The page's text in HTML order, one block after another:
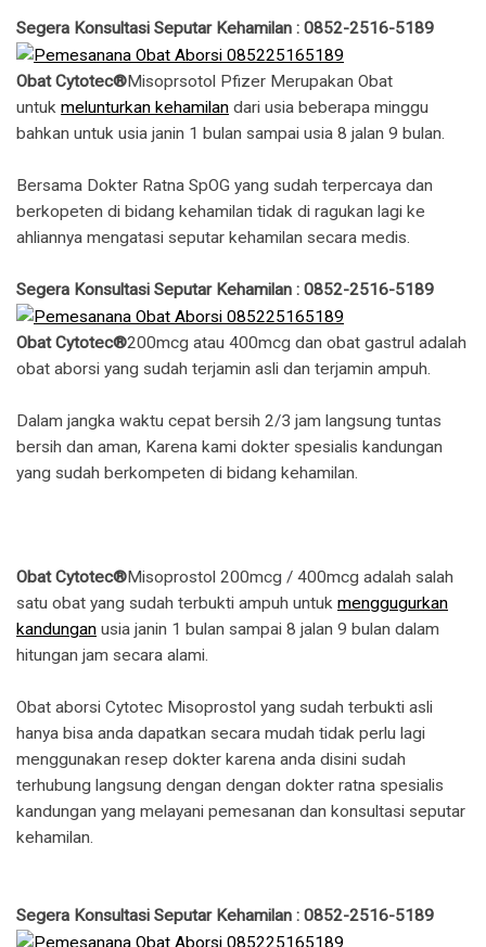
Segera Konsultasi Seputar Kehamilan : 0852-2516-5189
Obat Cytotec®Misoprsotol Pfizer Merupakan Obat
untuk melunturkan kehamilan dari usia beberapa minggu
bahkan untuk usia janin 1 bulan sampai usia 8 jalan 9 bulan.
Bersama Dokter Ratna SpOG yang sudah terpercaya dan
berkopeten di bidang kehamilan tidak di ragukan lagi ke
ahliannya mengatasi seputar kehamilan secara medis.
Segera Konsultasi Seputar Kehamilan : 0852-2516-5189
Obat Cytotec®200mcg atau 400mcg dan obat gastrul adalah
obat aborsi yang sudah terjamin asli dan terjamin ampuh.
Dalam jangka waktu cepat bersih 2/3 jam langsung tuntas
bersih dan aman, Karena kami dokter spesialis kandungan
yang sudah berkompeten di bidang kehamilan.
Obat Cytotec®Misoprostol 200mcg / 400mcg adalah salah
satu obat yang sudah terbukti ampuh untuk menggugurkan
kandungan usia janin 1 bulan sampai 8 jalan 9 bulan dalam
hitungan jam secara alami.
Obat aborsi Cytotec Misoprostol yang sudah terbukti asli
hanya bisa anda dapatkan secara mudah tidak perlu lagi
menggunakan resep dokter karena anda disini sudah
terhubung langsung dengan dengan dokter ratna spesialis
kandungan yang melayani pemesanan dan konsultasi seputar
kehamilan.
Segera Konsultasi Seputar Kehamilan : 0852-2516-5189